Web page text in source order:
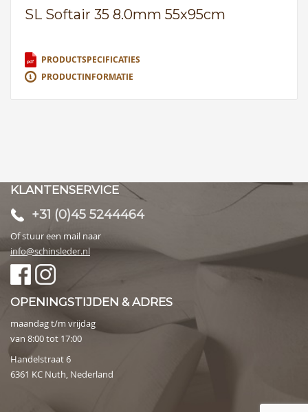
SL Softair 35 8.0mm 55x95cm
PRODUCTSPECIFICATIES
PRODUCTINFORMATIE
KLANTENSERVICE
+31 (0)45 5244464
Of stuur een mail naar
info@schinsleder.nl
OPENINGSTIJDEN & ADRES
maandag t/m vrijdag
van 8:00 tot 17:00
Handelstraat 6
6361 KC Nuth, Nederland